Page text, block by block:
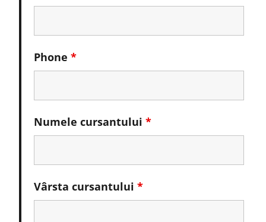
Phone *
Numele cursantului *
Vârsta cursantului *